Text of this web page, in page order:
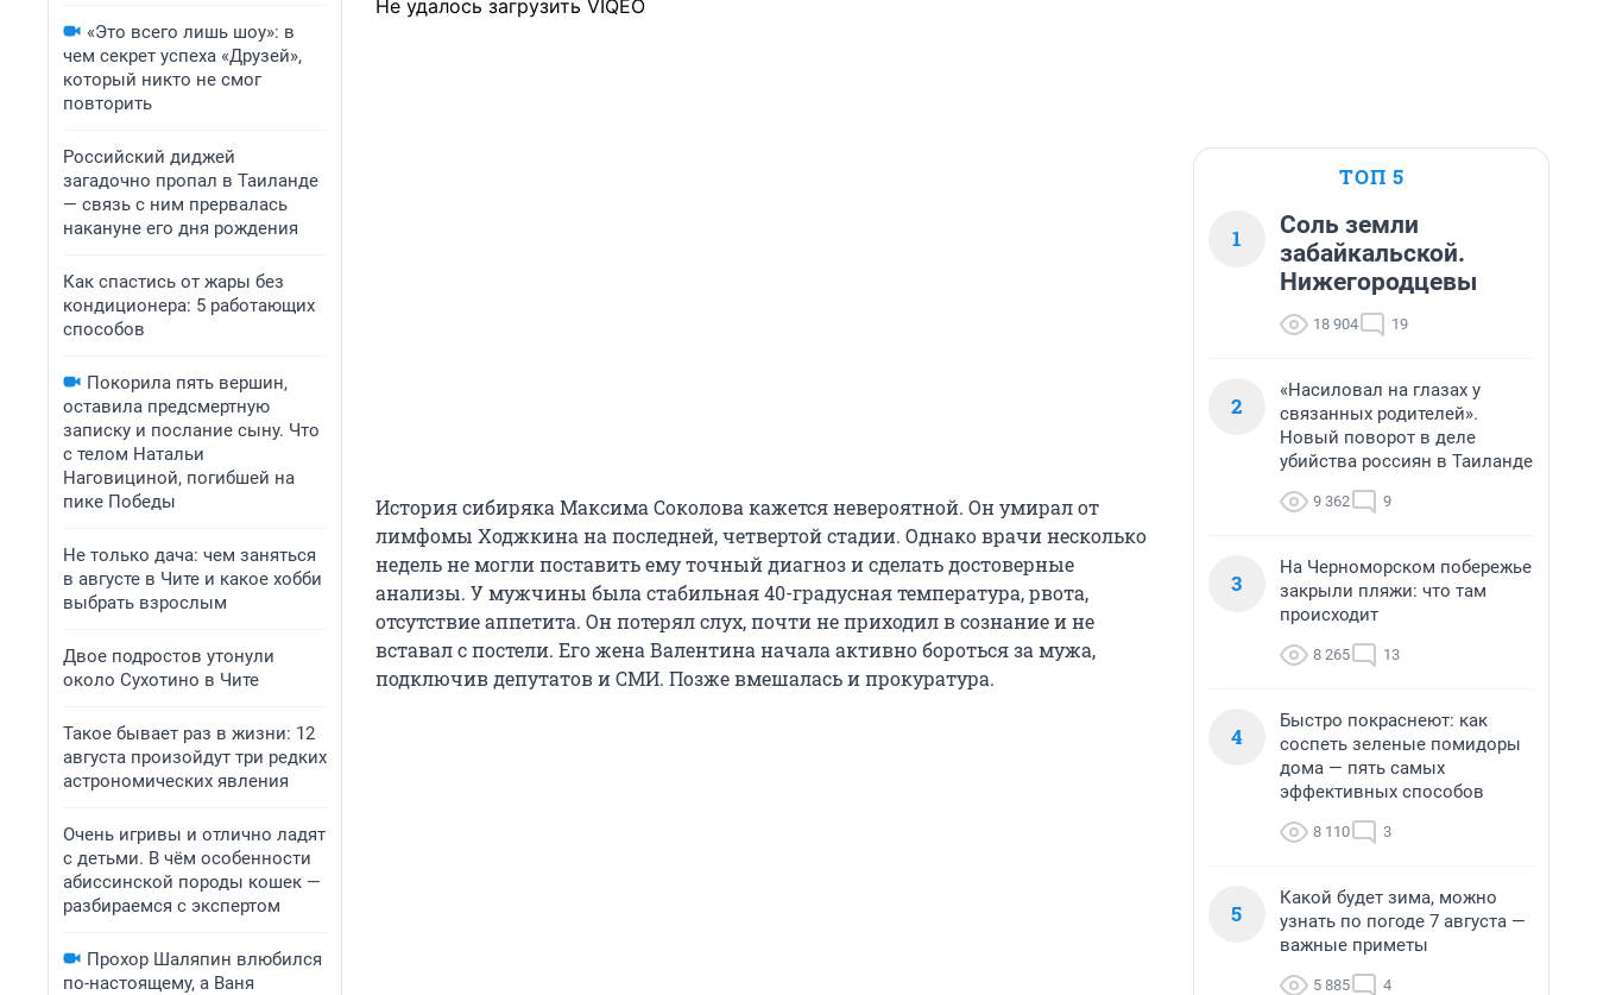
«Это всего лишь шоу»: в
чем секрет успеха «Друзей»,
который никто не смог
повторить
Российский диджей
загадочно пропал в Таиланде
— связь с ним прервалась
накануне его дня рождения
Как спастись от жары без
кондиционера: 5 работающих
способов
Покорила пять вершин,
оставила предсмертную
записку и послание сыну. Что
с телом Натальи
Наговициной, погибшей на
пике Победы
Не только дача: чем заняться
в августе в Чите и какое хобби
выбрать взрослым
Двое подростов утонули
около Сухотино в Чите
Такое бывает раз в жизни: 12
августа произойдут три редких
астрономических явления
Очень игривы и отлично ладят
с детьми. В чём особенности
абиссинской породы кошек —
разбираемся с экспертом
Прохор Шаляпин влюбился
по-настоящему, а Ваня
Не удалось загрузить VIQEO
История сибиряка Максима Соколова кажется невероятной. Он умирал от
лимфомы Ходжкина на последней, четвертой стадии. Однако врачи несколько
недель не могли поставить ему точный диагноз и сделать достоверные
анализы. У мужчины была стабильная 40-градусная температура, рвота,
отсутствие аппетита. Он потерял слух, почти не приходил в сознание и не
вставал с постели. Его жена Валентина начала активно бороться за мужа,
подключив депутатов и СМИ. Позже вмешалась и прокуратура.
ТОП 5
1
Соль земли
забайкальской.
Нижегородцевы
18 904 19
2
«Насиловал на глазах у
связанных родителей».
Новый поворот в деле
убийства россиян в Таиланде
9 362 9
3
На Черноморском побережье
закрыли пляжи: что там
происходит
8 265 13
4
Быстро покраснеют: как
соспеть зеленые помидоры
дома — пять самых
эффективных способов
8 110 3
5
Какой будет зима, можно
узнать по погоде 7 августа —
важные приметы
5 885 4